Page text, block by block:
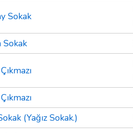
Sokak
Sokak
(Yağız Sokak.)